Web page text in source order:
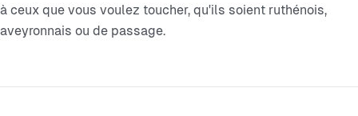
à ceux que vous voulez toucher, qu'ils soient ruthénois,
aveyronnais ou de passage.